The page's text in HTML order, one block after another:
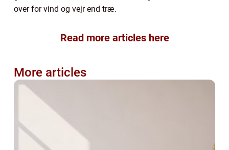
over for vind og vejr end træ.
Read more articles here
More articles